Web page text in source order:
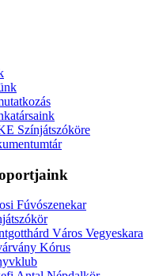
Színjátszóköre
Fúvószenekar
Város Vegyeskara
Kórus